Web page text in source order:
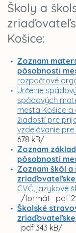
Školy a
Košice:
Zoznam
pôsobnosti
rozpočtové
Určenie
spádových
mesta Košice
žiadostí pre
vzdelávanie
678 kB/
Zoznam
pôsobnosti
Zoznam škôl
CVČ, jazykové
/formát pdf
Školské
pdf 343 kB/